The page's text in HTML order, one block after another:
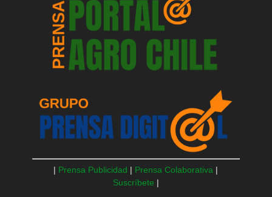
| Prensa Publicidad | Prensa Colaborativa |
Suscríbete |